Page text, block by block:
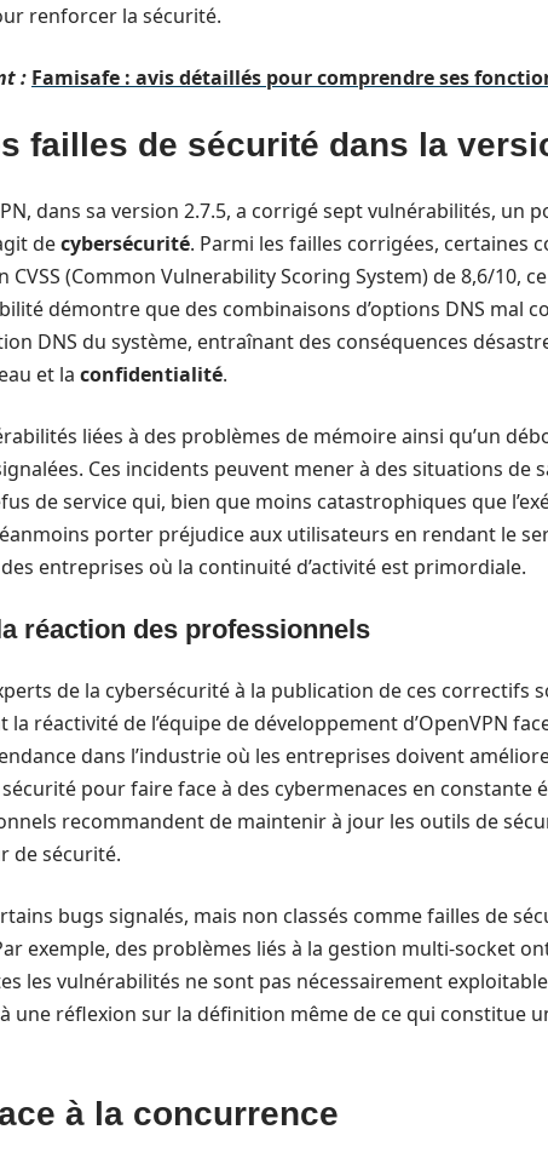
renforcer la sécurité.
: Famisafe : avis détaillés pour comprendre ses
failles de sécurité dans la
dans sa version 2.7.5, a corrigé sept vulnérabilités, un
decybersécurité. Parmi les failles corrigées, certaines
CVSS (Common Vulnerability Scoring System) de 8,6/10,
démontre que des combinaisons d’options DNS mal
DNS du système, entraînant des conséquences
et la confidentialité.
liées à des problèmes de mémoire ainsi qu’un
Ces incidents peuvent mener à des situations de
de service qui, bien que moins catastrophiques que
porter préjudice aux utilisateurs en rendant le
entreprises où la continuité d’activité est primordiale.
réaction des professionnels
de la cybersécurité à la publication de ces correctifs
réactivité de l’équipe de développement d’OpenVPN
dans l’industrie où les entreprises doivent
pour faire face à des cybermenaces en constante
recommandent de maintenir à jour les outils de
de sécurité.
bugs signalés, mais non classés comme failles de
exemple, des problèmes liés à la gestion multi-socket
les vulnérabilités ne sont pas nécessairement
une réflexion sur la définition même de ce qui constitue
à la concurrence